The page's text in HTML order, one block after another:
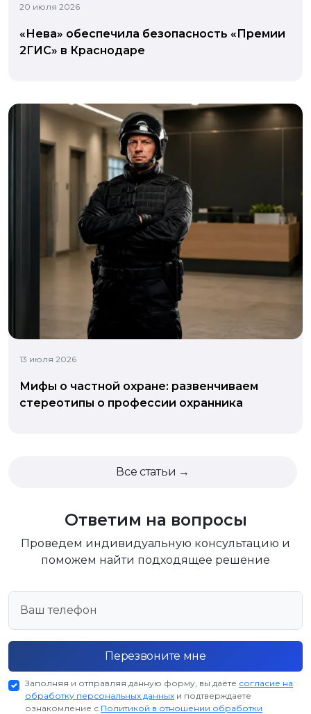
20 июля 2026
«Нева» обеспечила безопасность «Премии
2ГИС» в Краснодаре
13 июля 2026
Мифы о частной охране: развенчиваем
стереотипы о профессии охранника
Все статьи →
Ответим на вопросы
Проведем индивидуальную консультацию и
поможем найти подходящее решение
Перезвоните мне
Заполняя и отправляя данную форму, вы даёте согласие на
обработку персональных данных и подтверждаете
ознакомление с Политикой в отношении обработки